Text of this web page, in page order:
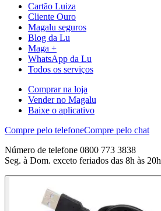
Cartão Luiza
Cliente Ouro
Magalu seguros
Blog da Lu
Maga +
WhatsApp da Lu
Todos os serviços
Comprar na loja
Vender no Magalu
Baixe o aplicativo
Compre pelo telefoneCompre pelo chat
Número de telefone 0800 773 3838
Seg. à Dom. exceto feriados das 8h às 20h